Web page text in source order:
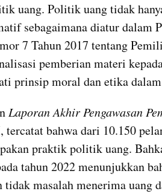
uang. Politik uang tidak
sebagaimana diatur dalam
7 Tahun 2017 tentang
pemberian materi
prinsip moral dan etika
Laporan Akhir Pengawasan
tercatat bahwa dari 10.150
praktik politik uang.
tahun 2022 menunjukkan
tidak masalah menerima uang